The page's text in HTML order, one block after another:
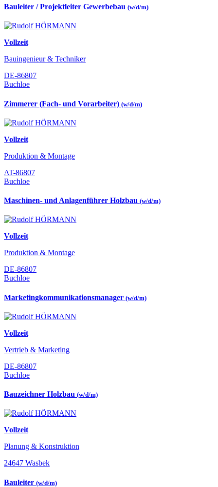
Bauleiter / Projektleiter Gewerbebau (w/d/m)
Vollzeit
Bauingenieur & Techniker
DE-86807
Buchloe
Zimmerer (Fach- und Vorarbeiter) (w/d/m)
Vollzeit
Produktion & Montage
AT-86807
Buchloe
Maschinen- und Anlagenführer Holzbau (w/d/m)
Vollzeit
Produktion & Montage
DE-86807
Buchloe
Marketingkommunikationsmanager (w/d/m)
Vollzeit
Vertrieb & Marketing
DE-86807
Buchloe
Bauzeichner Holzbau (w/d/m)
Vollzeit
Planung & Konstruktion
24647 Wasbek
Bauleiter (w/d/m)